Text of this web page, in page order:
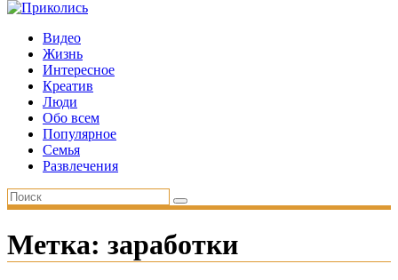
Видео
Жизнь
Интересное
Креатив
Люди
Обо всем
Популярное
Семья
Развлечения
Метка: заработки